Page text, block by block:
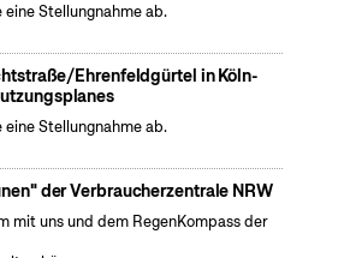
eine Stellungnahme ab.
Ehrenfeldgürtel in Köln-
eine Stellungnahme ab.
der Verbraucherzentrale NRW
mit uns und dem RegenKompass der